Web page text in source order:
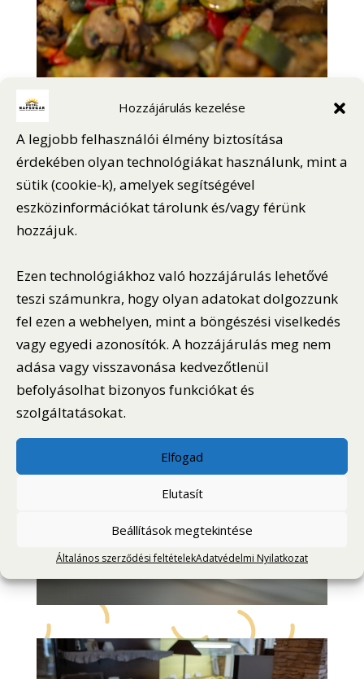
Hozzájárulás kezelése
A legjobb felhasználói élmény biztosítása
érdekében olyan technológiákat használunk, mint a
sütik (cookie-k), amelyek segítségével
eszközinformációkat tárolunk és/vagy férünk
hozzájuk.
Ezen technológiákhoz való hozzájárulás lehetővé
teszi számunkra, hogy olyan adatokat dolgozzunk
fel ezen a webhelyen, mint a böngészési viselkedés
vagy egyedi azonosítók. A hozzájárulás meg nem
adása vagy visszavonása kedvezőtlenül
befolyásolhat bizonyos funkciókat és
szolgáltatásokat.
Elfogad
Elutasít
Beállítások megtekintése
Általános szerződési feltételekAdatvédelmi Nyilatkozat